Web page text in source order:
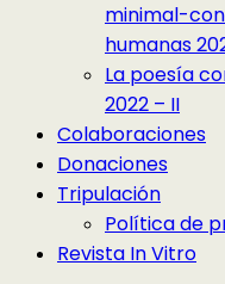
minimal-
humanas
La poesía
2022 – II
Colaboraciones
Donaciones
Tripulación
Política de
Revista In Vitro